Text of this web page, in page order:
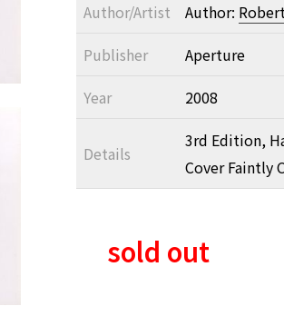
Author/Artist
Author:
Publisher
Aperture
Year
2008
Details
3rd Edition,
Cover Faintly
sold out